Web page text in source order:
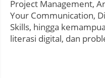
Project Management,
Your Communication,
Skills, hingga
literasi digital, dan